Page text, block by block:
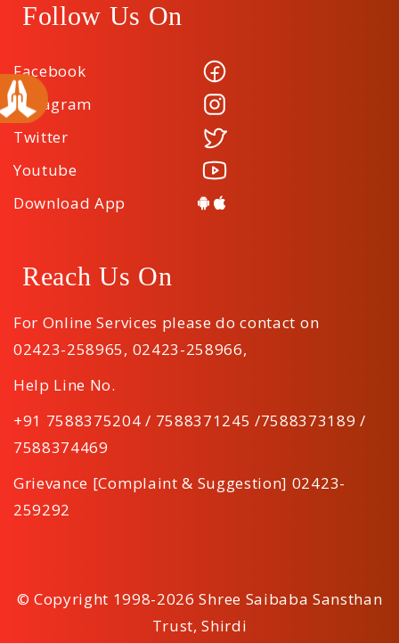
Follow Us On
Facebook
Instagram
Twitter
Youtube
Download App
Reach Us On
For Online Services please do contact on
02423-258965, 02423-258966,
Help Line No.
+91 7588375204 / 7588371245 /7588373189 /
7588374469
Grievance [Complaint & Suggestion] 02423-
259292
© Copyright 1998-2026 Shree Saibaba Sansthan
Trust, Shirdi